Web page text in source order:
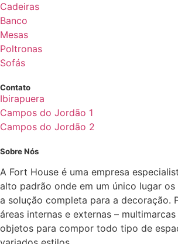
Cadeiras
Banco
Mesas
Poltronas
Sofás
Contato
Ibirapuera
Campos do Jordão 1
Campos do Jordão 2
Sobre Nós
A Fort House é uma empresa
alto padrão onde em um único lugar
a solução completa para a decoração.
áreas internas e externas –
objetos para compor todo tipo de